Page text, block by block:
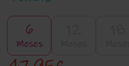
6
Meses